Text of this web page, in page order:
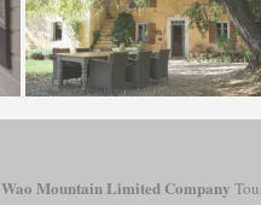
Wao Mountain Limited Company